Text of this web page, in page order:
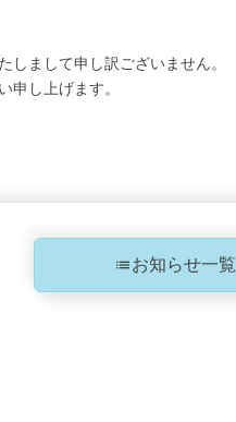
しまして申し訳ございません。
申し上げます。
listお知らせ一覧